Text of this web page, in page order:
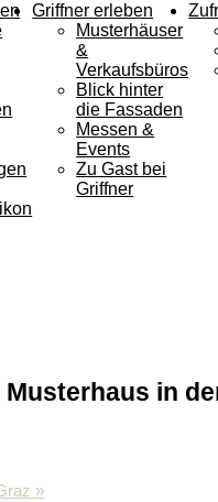
Griffner erleben
Musterhäuser
&
Verkaufsbüros
Blick hinter
die Fassaden
Messen &
Events
Zu Gast bei
Griffner
in
»